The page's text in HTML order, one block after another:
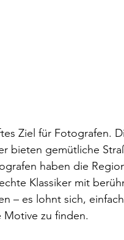
Ziel für Fotografen.
bieten gemütliche
haben die
Klassiker mit
– es lohnt sich,
Motive zu finden.